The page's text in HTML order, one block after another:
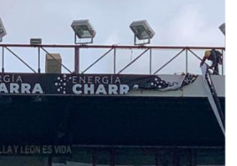
Y VINILOS EXTERIOR
Caseta para Unión
Salamanca